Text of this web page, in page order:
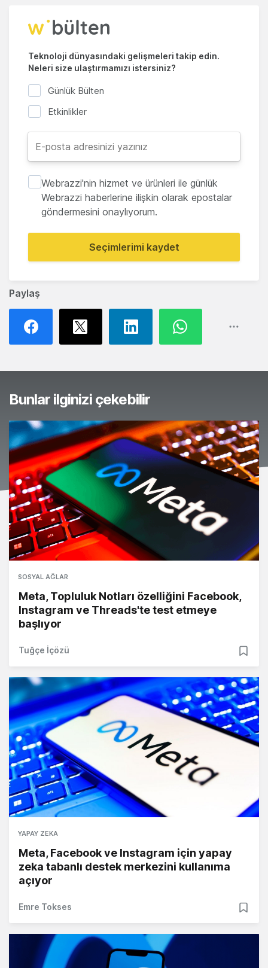
Paylaş
Teknoloji dünyasındaki gelişmeleri takip edin.
Neleri size ulaştırmamızı istersiniz?
Günlük Bülten
Etkinlikler
Webrazzi'nin hizmet ve ürünleri ile günlük
Webrazzi haberlerine ilişkin olarak epostalar
göndermesini onaylıyorum.
Seçimlerimi kaydet
Bunlar ilginizi çekebilir
SOSYAL AĞLAR
Meta, Topluluk Notları özelliğini Facebook,
Instagram ve Threads'te test etmeye
başlıyor
Tuğçe İçözü
YAPAY ZEKA
Meta, Facebook ve Instagram için yapay
zeka tabanlı destek merkezini kullanıma
açıyor
Emre Tokses